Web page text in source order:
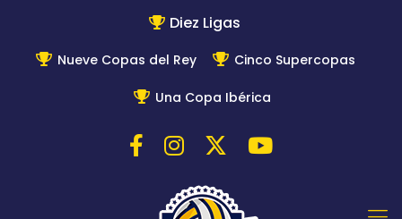
Diez Ligas
Nueve Copas del Rey Cinco Supercopas
Una Copa Ibérica